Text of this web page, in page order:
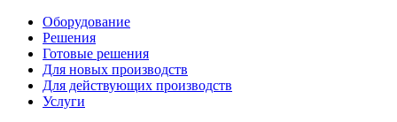
Оборудование
Решения
Готовые решения
Для новых производств
Для действующих производств
Услуги